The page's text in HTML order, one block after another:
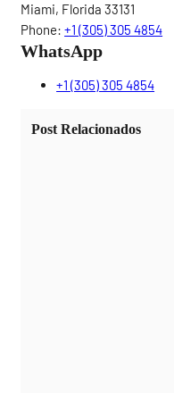
Miami, Florida 33131
Phone: +1 (305) 305 4854
WhatsApp
+1 (305) 305 4854
Post Relacionados